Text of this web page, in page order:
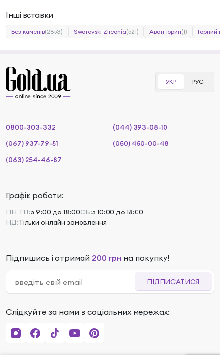
Інші вставки
Без каменів(2853) Swarovski Zirconia(521) Авантюрин(1) Горний
УКР РУС
0800-303-332
(044) 393-08-10
(067) 937-79-51
(050) 450-00-48
(063) 254-46-87
Графік роботи:
ПН-ПТ:з 9:00 до 18:00СБ:з 10:00 до 18:00
НД:Тільки онлайн замовлення
Підпишись і отримай 200 грн на покупку!
ПІДПИСАТИСЯ
Слідкуйте за нами в соціальних мережах: